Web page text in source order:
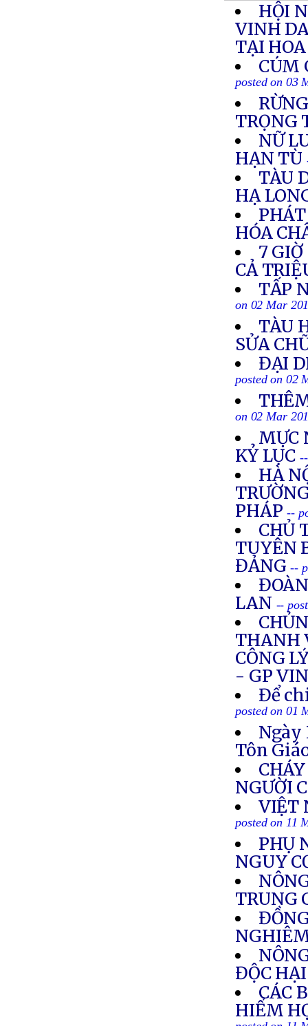
HỘI
VINH
TẠI
CÚM
posted on 03
TRỌNG
NỮ
HẠN TÙ
TÀU
HẠ
HÓA
7
CẢ
TẤP
on 02 Mar
TÀU
SỬA
ĐẠI
posted on 02
on 02 Mar
MỰC
KỶ LỤC
HÀ
PHÁP --
CHỦ
TUYÊN
ĐẢNG --
LAN --
THANH
CÔNG
- GP
Để
posted on 01
Ngày
Tôn
NGƯỜI
VIỆT
posted on 11
PHỤ
NGUY
TRUNG
ĐỘC HẠI
CÁC
HIỂM